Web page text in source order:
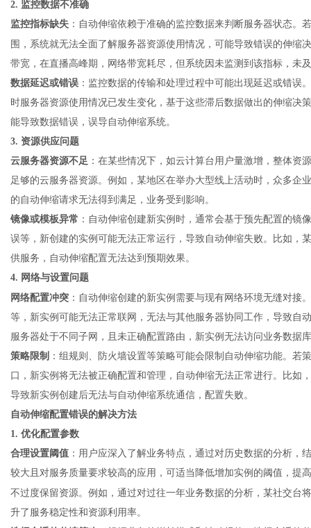
2. 监控数据不准确
监控指标缺失 ：自动伸缩依赖于准确的监控数据来判断服务器状态
围，系统就无法全面了解服务器资源使用情况，可能导致错误的伸缩
带宽，在直播高峰期，网络带宽耗尽，但系统因未监测到该指标，未
数据延迟或错误 ：监控数据的传输和处理过程中可能出现延迟或错
时服务器资源使用情况已发生变化，基于这些滞后数据做出的伸缩决
能导致数据错误，误导自动伸缩系统。
3. 资源供应问题
云服务器资源不足 ：在某些情况下，如云计算台用户量激增，整体资
足够的云服务器资源。例如，某地区在举办大型线上活动时，众多企
的自动伸缩请求无法得到满足，业务受到影响。
镜像或模板异常 ：自动伸缩创建新实例时，通常会基于预先配置的
误等，新创建的实例可能无法正常运行，导致自动伸缩失败。比如，
供服务，自动伸缩配置无法达到预期效果。
4. 网络与设置问题
网络配置冲突 ：自动伸缩创建的新实例需要与现有网络环境无缝对接
等，新实例可能无法正常联网，无法与其他服务器协同工作，导致自
服务器处于不同子网，且未正确配置路由，新实例无法访问业务数据
策略限制 ：组规则、防火墙设置等策略可能会限制自动伸缩功能。
口，新实例将无法被正确配置和管理，自动伸缩无法正常进行。比如
导致新实例创建后无法与自动伸缩系统通信，配置失败。
自动伸缩配置错误的解决方法
1. 优化配置参数
合理设置阈值 ：用户应深入了解业务特点，通过对历史数据的分析
较大且对服务质量要求较高的应用，可适当降低增加实例的阈值，提
不过度保留资源。例如，通过对过往一年业务数据的分析，某社交台将
升了服务稳定性和资源利用率。